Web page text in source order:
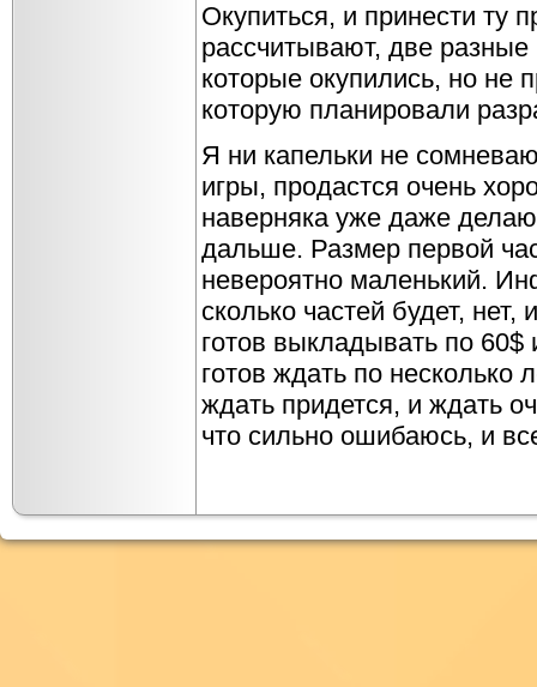
Окупиться, и принести ту
рассчитывают, две
которые окупились, но не
которую планировали
Я ни капельки не
игры, продастся очень
наверняка уже даже
дальше. Размер первой
невероятно маленький.
сколько частей будет, нет,
готов выкладывать по
готов ждать по несколько
ждать придется, и ждать
что сильно ошибаюсь, и